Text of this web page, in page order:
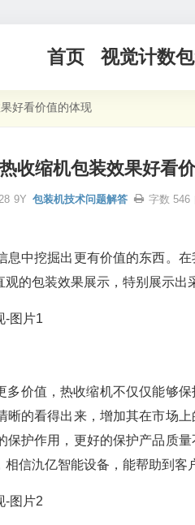
首页 视觉计数
好看价值的体现
热收缩机包装效果好看
9Y 包装机技术问题解答 字数 546
息中挖掘出更有价值的东西。在
的包装效果展示，特别展示出
多价值，热收缩机不仅仅能够
晰的看得出来，增加其在市场
保护作用，更好的保护产品质
信氿亿智能设备，能帮助到客